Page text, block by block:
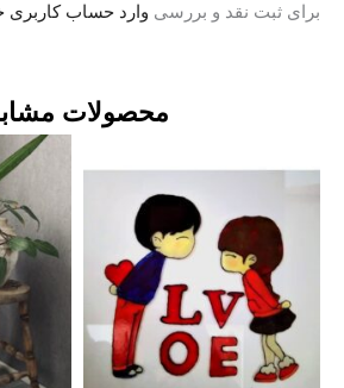
برای ثبت نقد و بررسیوارد حساب کاربری
محصولات مشابه